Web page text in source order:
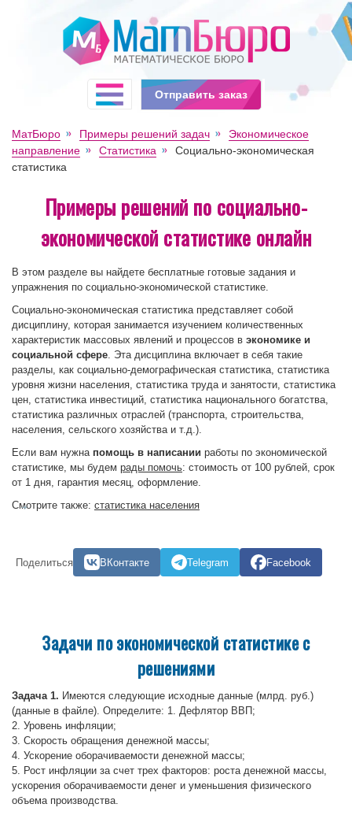
МатБюро Примеры решений задач
Экономическое
направление
Статистика
Социально-экономическая
статистика
Примеры решений по социально-
экономической статистике онлайн
В этом разделе вы найдете бесплатные готовые задания и
упражнения по социально-экономической статистике.
Социально-экономическая статистика представляет собой
дисциплину, которая занимается изучением количественных
характеристик массовых явлений и процессов в экономике и
социальной сфере. Эта дисциплина включает в себя такие
разделы, как социально-демографическая статистика, статистика
уровня жизни населения, статистика труда и занятости, статистика
цен, статистика инвестиций, статистика национального богатства,
статистика различных отраслей (транспорта, строительства,
населения, сельского хозяйства и т.д.).
Если вам нужна помощь в написании работы по экономической
статистике, мы будем рады помочь: стоимость от 100 рублей, срок
от 1 дня, гарантия месяц, оформление.
Смотрите также: статистика населения
Поделиться ВКонтакте Telegram Facebook
Задачи по экономической статистике с
решениями
Задача 1. Имеются следующие исходные данные (млрд. руб.)
(данные в файле). Определите: 1. Дефлятор ВВП;
2. Уровень инфляции;
3. Скорость обращения денежной массы;
4. Ускорение оборачиваемости денежной массы;
5. Рост инфляции за счет трех факторов: роста денежной массы,
ускорения оборачиваемости денег и уменьшения физического
объема производства.
Отправить заказ